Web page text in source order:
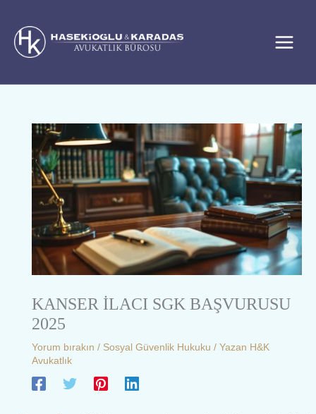
KANSER İLACI SGK BAŞVURUSU
2025
Yorum bırakın / Sosyal Güvenlik Hukuku / Yazan H&K
Avukatlık